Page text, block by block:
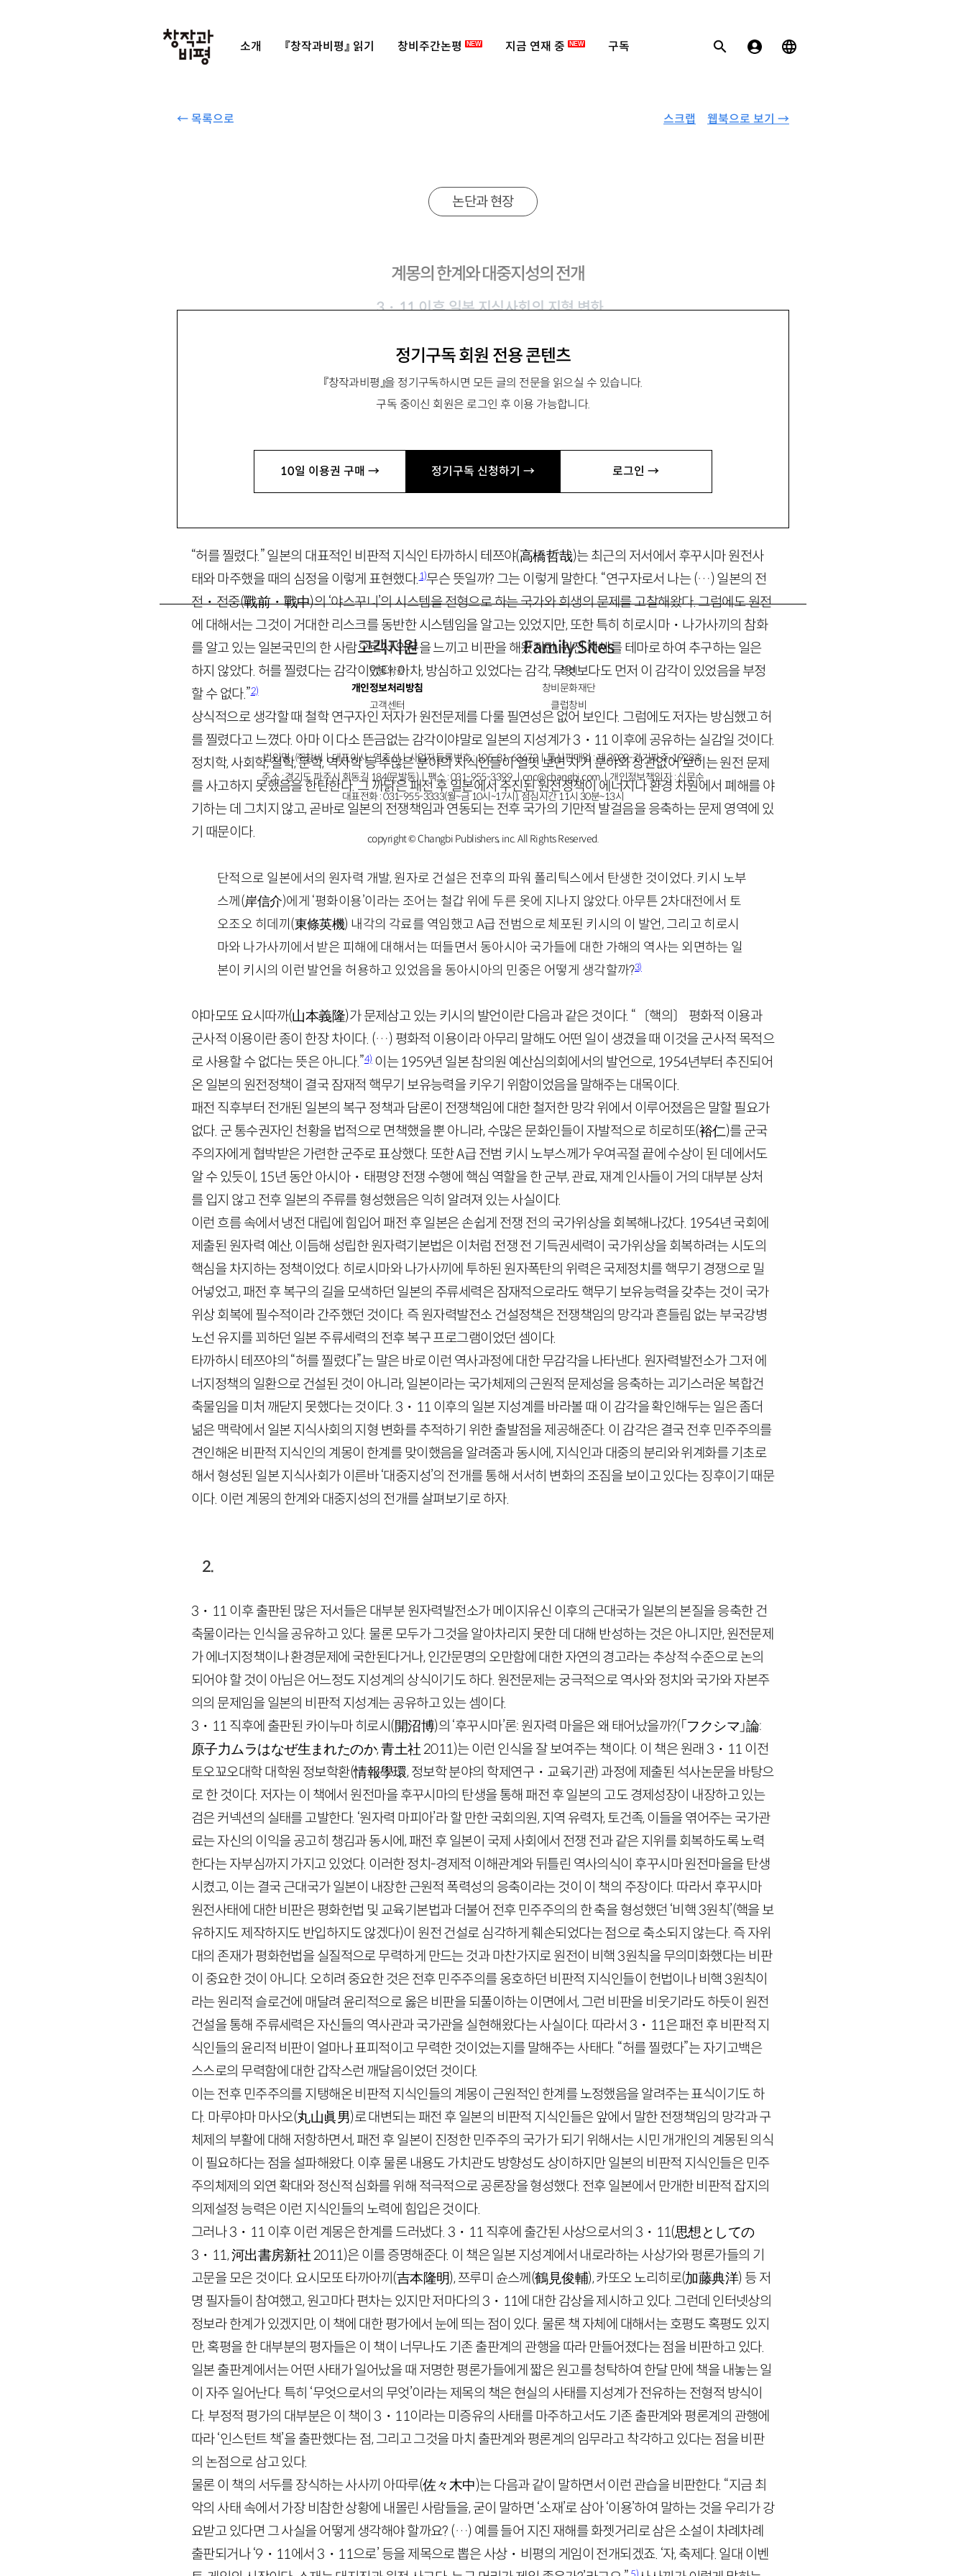
소개 『창작과비평』 읽기 창비주간논평 NEW 지금 연재 중 NEW 구독
← 목록으로 웹북으로 보기 →
스크랩
정기구독 회원 전용 콘텐츠
『창작과비평』을 정기구독하시면 모든 글의 전문을 읽으실 수 있습니다.
구독 중이신 회원은 로그인 후 이용 가능합니다.
10일 이용권 구매 → 정기구독 신청하기 → 로그인 →
논단과 현장
계몽의 한계와 대중지성의 전개
3・11 이후 일본 지식사회의 지형 변화
“허를 찔렸다.” 일본의 대표적인 비판적 지식인 타까하시 테쯔야(高橋哲哉)는 최근의 저서에서 후꾸시마 원전사
태와 마주했을 때의 심정을 이렇게 표현했다.1)무슨 뜻일까? 그는 이렇게 말한다. “연구자로서 나는 (…) 일본의 전
전・전중(戰前・戰中)의 ‘야스꾸니’의 시스템을 전형으로 하는 국가와 희생의 문제를 고찰해왔다. 그럼에도 원전
에 대해서는 그것이 거대한 리스크를 동반한 시스템임을 알고는 있었지만, 또한 특히 히로시마・나가사끼의 참화
를 알고 있는 일본국민의 한 사람으로서 의문을 느끼고 비판을 해왔지만, 원전 자체를 테마로 하여 추구하는 일은
하지 않았다. 허를 찔렸다는 감각이었다. 아차, 방심하고 있었다는 감각, 무엇보다도 먼저 이 감각이 있었음을 부정
할 수 없다.”2)
상식적으로 생각할 때 철학 연구자인 저자가 원전문제를 다룰 필연성은 없어 보인다. 그럼에도 저자는 방심했고 허
를 찔렸다고 느꼈다. 아마 이 다소 뜬금없는 감각이야말로 일본의 지성계가3 ・ 11 이후에 공유하는 실감일 것이다.
정치학, 사회학, 철학, 문학, 역사학 등 수많은 분야의 지식인들이 얼핏 보면 자기 분야와 상관없어 보이는 원전 문제
를 사고하지 못했음을 한탄한다. 그 까닭은 패전 후 일본에서 추진된 원전정책이 에너지나 환경 차원에서 폐해를 야
기하는 데 그치지 않고, 곧바로 일본의 전쟁책임과 연동되는 전후 국가의 기만적 발걸음을 응축하는 문제 영역에 있
기 때문이다.
단적으로 일본에서의 원자력 개발, 원자로 건설은 전후의 파워 폴리틱스에서 탄생한 것이었다. 키시 노부
스께 (岸信介)에게 ‘평화이용’이라는 조어는 철갑 위에 두른 옷에 지나지 않았다. 아무튼2차대전에서 토
오조오 히데끼 (東條英機) 내각의 각료를 역임했고A급 전범으로 체포된 키시의 이 발언, 그리고 히로시
마와 나가사끼에서 받은 피해에 대해서는 떠들면서 동아시아 국가들에 대한 가해의 역사는 외면하는 일
본이 키시의 이런 발언을 허용하고 있었음을 동아시아의 민중은 어떻게 생각할까?3)
야마모또 요시따까(山本義隆)가 문제삼고 있는 키시의 발언이란 다음과 같은 것이다. “〔핵의〕 평화적 이용과
군사적 이용이란 종이 한장 차이다. (…) 평화적 이용이라 아무리 말해도 어떤 일이 생겼을 때 이것을 군사적 목적으
로 사용할 수 없다는 뜻은 아니다.”4)이는1959년 일본 참의원 예산심의회에서의 발언으로, 1954년부터 추진되어
온 일본의 원전정책이 결국 잠재적 핵무기 보유능력을 키우기 위함이었음을 말해주는 대목이다.
패전 직후부터 전개된 일본의 복구 정책과 담론이 전쟁책임에 대한 철저한 망각 위에서 이루어졌음은 말할 필요가
없다. 군 통수권자인 천황을 법적으로 면책했을 뿐 아니라, 수많은 문화인들이 자발적으로 히로히또(裕仁)를 군국
주의자에게 협박받은 가련한 군주로 표상했다. 또한A급 전범 키시 노부스께가 우여곡절 끝에 수상이 된 데에서도
알 수 있듯이, 15년 동안 아시아・태평양 전쟁 수행에 핵심 역할을 한 군부, 관료, 재계 인사들이 거의 대부분 상처
를 입지 않고 전후 일본의 주류를 형성했음은 익히 알려져 있는 사실이다.
이런 흐름 속에서 냉전 대립에 힘입어 패전 후 일본은 손쉽게 전쟁 전의 국가위상을 회복해나갔다. 1954년 국회에
제출된 원자력 예산, 이듬해 성립한 원자력기본법은 이처럼 전쟁 전 기득권세력이 국가위상을 회복하려는 시도의
핵심을 차지하는 정책이었다. 히로시마와 나가사끼에 투하된 원자폭탄의 위력은 국제정치를 핵무기 경쟁으로 밀
어넣었고, 패전 후 복구의 길을 모색하던 일본의 주류세력은 잠재적으로라도 핵무기 보유능력을 갖추는 것이 국가
위상 회복에 필수적이라 간주했던 것이다. 즉 원자력발전소 건설정책은 전쟁책임의 망각과 흔들림 없는 부국강병
노선 유지를 꾀하던 일본 주류세력의 전후 복구 프로그램이었던 셈이다.
타까하시 테쯔야의 “허를 찔렸다”는 말은 바로 이런 역사과정에 대한 무감각을 나타낸다. 원자력발전소가 그저 에
너지정책의 일환으로 건설된 것이 아니라, 일본이라는 국가체제의 근원적 문제성을 응축하는 괴기스러운 복합건
축물임을 미처 깨닫지 못했다는 것이다. 3 ・ 11 이후의 일본 지성계를 바라볼 때 이 감각을 확인해두는 일은 좀더
넒은 맥락에서 일본 지식사회의 지형 변화를 추적하기 위한 출발점을 제공해준다. 이 감각은 결국 전후 민주주의를
견인해온 비판적 지식인의 계몽이 한계를 맞이했음을 알려줌과 동시에, 지식인과 대중의 분리와 위계화를 기초로
해서 형성된 일본 지식사회가 이른바 ‘대중지성’의 전개를 통해 서서히 변화의 조짐을 보이고 있다는 징후이기 때문
이다. 이런 계몽의 한계와 대중지성의 전개를 살펴보기로 하자.
2.
3 ・ 11 이후 출판된 많은 저서들은 대부분 원자력발전소가 메이지유신 이후의 근대국가 일본의 본질을 응축한 건
축물이라는 인식을 공유하고 있다. 물론 모두가 그것을 알아차리지 못한 데 대해 반성하는 것은 아니지만, 원전문제
가 에너지정책이나 환경문제에 국한된다거나, 인간문명의 오만함에 대한 자연의 경고라는 추상적 수준으로 논의
되어야 할 것이 아님은 어느정도 지성계의 상식이기도 하다. 원전문제는 궁극적으로 역사와 정치와 국가와 자본주
의의 문제임을 일본의 비판적 지성계는 공유하고 있는 셈이다.
3 ・ 11 직후에 출판된 카이누마 히로시 (開沼博)의 ‘후꾸시마’론: 원자력 마을은 왜 태어났을까?(「フクシマ」論:
原子力ムラはなぜ生まれたのか,青土社 2011)는 이런 인식을 잘 보여주는 책이다. 이 책은 원래 3 ・ 11 이전
토오꾜오대학 대학원 정보학환(情報學環, 정보학 분야의 학제연구・ 교육기관) 과정에 제출된 석사논문을 바탕으
로 한 것이다. 저자는 이 책에서 원전마을 후꾸시마의 탄생을 통해 패전 후 일본의 고도 경제성장이 내장하고 있는
검은 커넥션의 실태를 고발한다. ‘원자력 마피아’라 할 만한 국회의원, 지역 유력자, 토건족, 이들을 엮어주는 국가관
료는 자신의 이익을 공고히 챙김과 동시에, 패전 후 일본이 국제 사회에서 전쟁 전과 같은 지위를 회복하도록 노력
한다는 자부심까지 가지고 있었다. 이러한 정치-경제적 이해관계와 뒤틀린 역사의식이 후꾸시마 원전마을을 탄생
시켰고, 이는 결국 근대국가 일본이 내장한 근원적 폭력성의 응축이라는 것이 이 책의 주장이다. 따라서 후꾸시마
원전사태에 대한 비판은 평화헌법 및 교육기본법과 더불어 전후 민주주의의 한 축을 형성했던 ‘비핵 3원칙’(핵을 보
유하지도 제작하지도 반입하지도 않겠다)이 원전 건설로 심각하게 훼손되었다는 점으로 축소되지 않는다. 즉 자위
대의 존재가 평화헌법을 실질적으로 무력하게 만드는 것과 마찬가지로 원전이 비핵 3원칙을 무의미화했다는 비판
이 중요한 것이 아니다. 오히려 중요한 것은 전후 민주주의를 옹호하던 비판적 지식인들이 헌법이나 비핵 3원칙이
라는 원리적 슬로건에 매달려 윤리적으로 옳은 비판을 되풀이하는 이면에서, 그런 비판을 비웃기라도 하듯이 원전
건설을 통해 주류세력은 자신들의 역사관과 국가관을 실현해왔다는 사실이다. 따라서 3 ・ 11은 패전 후 비판적 지
식인들의 윤리적 비판이 얼마나 표피적이고 무력한 것이었는지를 말해주는 사태다. “허를 찔렸다”는 자기고백은
스스로의 무력함에 대한 갑작스런 깨달음이었던 것이다.
이는 전후 민주주의를 지탱해온 비판적 지식인들의 계몽이 근원적인 한계를 노정했음을 알려주는 표식이기도 하
다. 마루야마 마사오(丸山眞男)로 대변되는 패전 후 일본의 비판적 지식인들은 앞에서 말한 전쟁책임의 망각과 구
체제의 부활에 대해 저항하면서, 패전 후 일본이 진정한 민주주의 국가가 되기 위해서는 시민 개개인의 계몽된 의식
이 필요하다는 점을 설파해왔다. 이후 물론 내용도 가치관도 방향성도 상이하지만 일본의 비판적 지식인들은 민주
주의체제의 외연 확대와 정신적 심화를 위해 적극적으로 공론장을 형성했다. 전후 일본에서 만개한 비판적 잡지의
의제설정 능력은 이런 지식인들의 노력에 힘입은 것이다.
그러나3 ・ 11 이후 이런 계몽은 한계를 드러냈다. 3 ・ 11 직후에 출간된 사상으로서의 3 ・ 11(思想としての
3 ・ 11,河出書房新社 2011)은 이를 증명해준다. 이 책은 일본 지성계에서 내로라하는 사상가와 평론가들의 기
고문을 모은 것이다. 요시모또 타까아끼 (吉本隆明), 쯔루미 슌스께 (鶴見俊輔), 카또오 노리히로(加藤典洋) 등 저
명 필자들이 참여했고, 원고마다 편차는 있지만 저마다의 3 ・ 11에 대한 감상을 제시하고 있다. 그런데 인터넷상의
정보라 한계가 있겠지만, 이 책에 대한 평가에서 눈에 띄는 점이 있다. 물론 책 자체에 대해서는 호평도 혹평도 있지
만, 혹평을 한 대부분의 평자들은 이 책이 너무나도 기존 출판계의 관행을 따라 만들어졌다는 점을 비판하고 있다.
일본 출판계에서는 어떤 사태가 일어났을 때 저명한 평론가들에게 짧은 원고를 청탁하여 한달 만에 책을 내놓는 일
이 자주 일어난다. 특히 ‘무엇으로서의 무엇’이라는 제목의 책은 현실의 사태를 지성계가 전유하는 전형적 방식이
다. 부정적 평가의 대부분은 이 책이 3 ・ 11이라는 미증유의 사태를 마주하고서도 기존 출판계와 평론계의 관행에
따라 ‘인스턴트 책’을 출판했다는 점, 그리고 그것을 마치 출판계와 평론계의 임무라고 착각하고 있다는 점을 비판
의 논점으로 삼고 있다.
물론 이 책의 서두를 장식하는 사사끼 아따루(佐々木中)는 다음과 같이 말하면서 이런 관습을 비판한다. “지금 최
악의 사태 속에서 가장 비참한 상황에 내몰린 사람들을, 굳이 말하면 ‘소재’로 삼아 ‘이용’하여 말하는 것을 우리가 강
요받고 있다면 그 사실을 어떻게 생각해야 할까요? (…) 예를 들어 지진 재해를 화젯거리로 삼은 소설이 차례차례
출판되거나 ‘9・ 11에서 3 ・ 11으로’ 등을 제목으로 뽑은 사상・비평의 게임이 전개되겠죠. ‘자, 축제다. 일대 이벤
고객지원
이용약관
개인정보처리방침
고객센터
Family Sites
창비
창비문화재단
클럽창비
법인명 : ㈜창비ㅣ대표이사 : 염종선ㅣ사업자등록번호 : 105-81-63672ㅣ통신판매업 : 제 2009-경기파주-1928호
주소 : 경기도 파주시 회동길 184(문발동)ㅣ팩스 : 031-955-3399 ㅣcnc@changbi.com ㅣ개인정보책임자 : 신문수
대표전화 : 031-955-3333(월~금 10시~17시), 점심시간 11시 30분~13시
copyright © Changbi Publishers, inc. All Rights Reserved.